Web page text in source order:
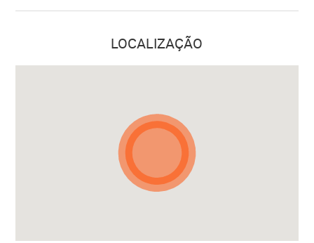
LOCALIZAÇÃO